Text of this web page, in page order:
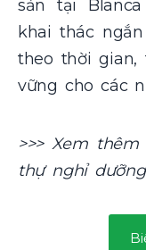
sản tại
khai thác
theo thời gian,
vững cho các
>>> Xem
thự nghỉ